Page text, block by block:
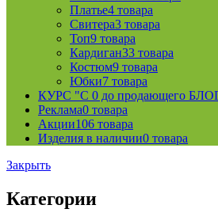
Платье4 товара
Свитера3 товара
Топ9 товара
Кардиган33 товара
Костюм9 товара
Юбки7 товара
КУРС "С 0 до продающего
Реклама0 товара
Акции106 товара
Изделия в наличии0 товара
Закрыть
Категории